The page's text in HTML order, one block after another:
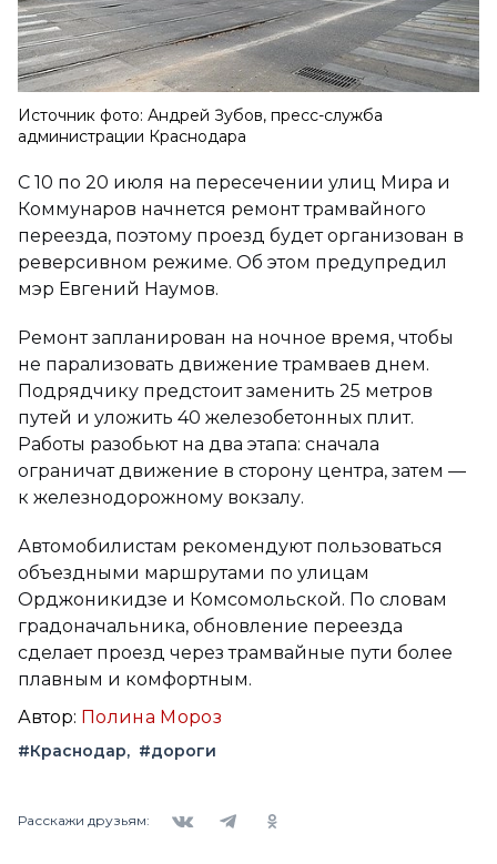
Источник фото: Андрей Зубов, пресс-служба
администрации Краснодара
С 10 по 20 июля на пересечении улиц Мира и
Коммунаров начнется ремонт трамвайного
переезда, поэтому проезд будет организован в
реверсивном режиме. Об этом предупредил
мэр Евгений Наумов.
Ремонт запланирован на ночное время, чтобы
не парализовать движение трамваев днем.
Подрядчику предстоит заменить 25 метров
путей и уложить 40 железобетонных плит.
Работы разобьют на два этапа: сначала
ограничат движение в сторону центра, затем —
к железнодорожному вокзалу.
Автомобилистам рекомендуют пользоваться
объездными маршрутами по улицам
Орджоникидзе и Комсомольской. По словам
градоначальника, обновление переезда
сделает проезд через трамвайные пути более
плавным и комфортным.
Автор: Полина Мороз
#Краснодар #дороги
Расскажи друзьям: